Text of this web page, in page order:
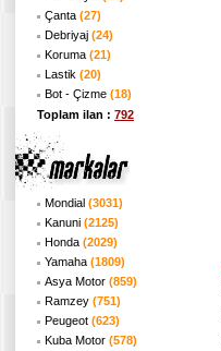
Çanta (27)
Debriyaj (24)
Koruma (21)
Lastik (20)
Bot - Çizme (18)
Toplam ilan : 792
Mondial (3031)
Kanuni (2125)
Honda (2029)
Yamaha (1809)
Asya Motor (859)
Ramzey (751)
Peugeot (623)
Kuba Motor (578)